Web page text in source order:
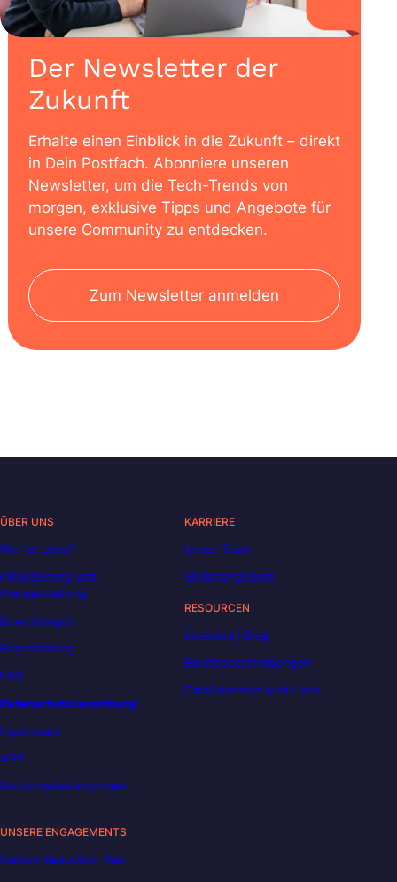
Der Newsletter der
Zukunft
Erhalte einen Einblick in die Zukunft – direkt
in Dein Postfach. Abonniere unseren
Newsletter, um die Tech-Trends von
morgen, exklusive Tipps und Angebote für
unsere Community zu entdecken.
Zum Newsletter anmelden
ÜBER UNS
Wer ist Liora?
Finanzierung und
Preisgestaltung
Bewertungen
Hausordnung
FAQ
Datenschutzverordnung
Impressum
AGB
Nutzungsbedingungen
KARRIERE
Unser Team
Stellenangebote
RESOURCEN
Decoded | Blog
Berufsbeschreibungen
DataScientest wird Liora
UNSERE ENGAGEMENTS
Carbon Reduction Plan